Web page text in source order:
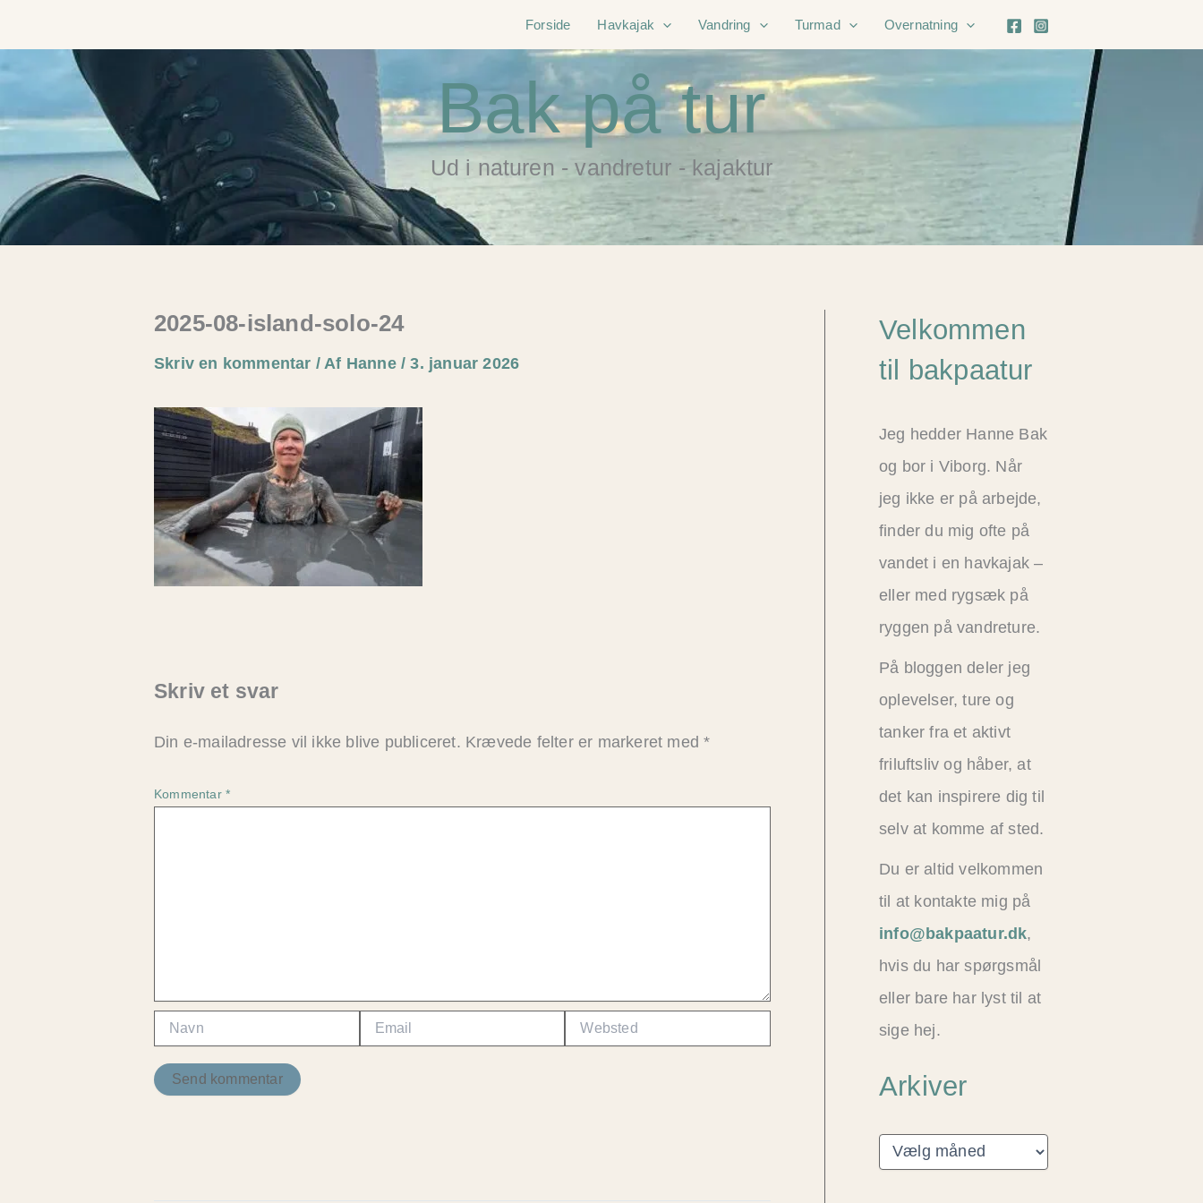
Forside Havkajak Vandring Turmad Overnatning
Bak på tur
Ud i naturen - vandretur - kajaktur
2025-08-island-solo-24
Skriv en kommentar / Af Hanne/3. januar 2026
Skriv et svar
Din e-mailadresse vil ikke blive publiceret. Krævede felter er markeret med*
Kommentar *
Velkommen
til bakpaatur
Jeg hedder Hanne Bak
og bor i Viborg. Når
jeg ikke er på arbejde,
finder du mig ofte på
vandet i en havkajak –
eller med rygsæk på
ryggen på vandreture.
På bloggen deler jeg
oplevelser, ture og
tanker fra et aktivt
friluftsliv og håber, at
det kan inspirere dig til
selv at komme af sted.
Du er altid velkommen
til at kontakte mig på
info@bakpaatur.dk,
hvis du har spørgsmål
eller bare har lyst til at
sige hej.
Arkiver
A